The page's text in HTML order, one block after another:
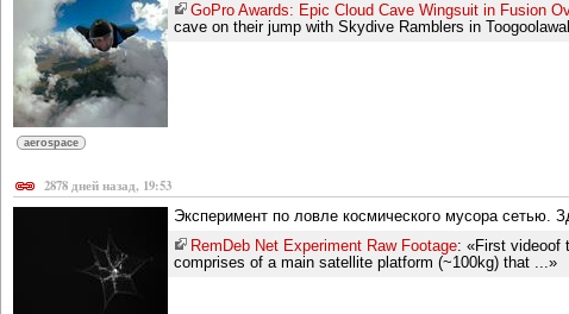
GoPro Awards: Epic Cloud Cave Wingsuit in Fusion
cave on their jump with Skydive Ramblers in
aerospace
2878 дней назад, 19:53
Эксперимент по ловле космического мусора сетью.
RemDeb Net Experiment Raw Footage: «First videoof
comprises of a main satellite platform (~100kg) that ...»